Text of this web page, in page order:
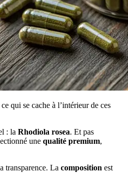
qui se cache à l’intérieur de ces
: la Rhodiola rosea. Et pas
une qualité premium,
transparence. La composition est